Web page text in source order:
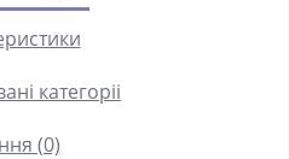
категоріі
(0)